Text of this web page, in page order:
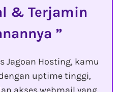
& Terjamin
Jagoan Hosting, kamu
uptime tinggi,
akses webmail yang